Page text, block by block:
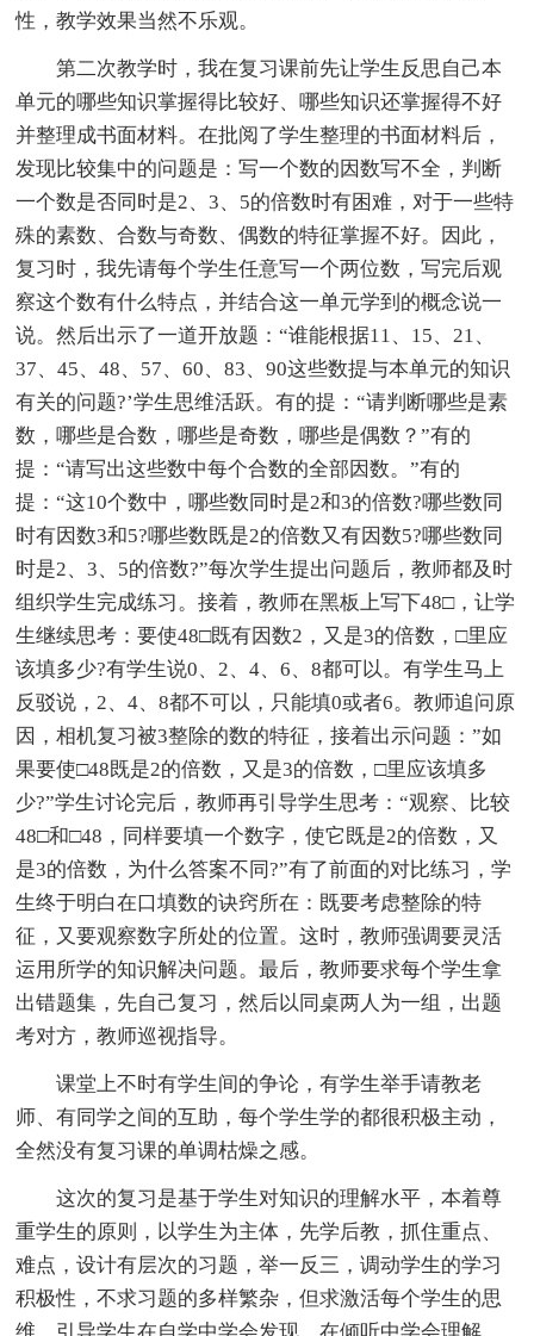
性，教学效果当然不乐观。
第二次教学时，我在复习课前先让学生反思自己本
单元的哪些知识掌握得比较好、哪些知识还掌握得不好
并整理成书面材料。在批阅了学生整理的书面材料后，
发现比较集中的问题是：写一个数的因数写不全，判断
一个数是否同时是2、3、5的倍数时有困难，对于一些特
殊的素数、合数与奇数、偶数的特征掌握不好。因此，
复习时，我先请每个学生任意写一个两位数，写完后观
察这个数有什么特点，并结合这一单元学到的概念说一
说。然后出示了一道开放题：“谁能根据11、15、21、
37、45、48、57、60、83、90这些数提与本单元的知识
有关的问题?’学生思维活跃。有的提：“请判断哪些是素
数，哪些是合数，哪些是奇数，哪些是偶数？”有的
提：“请写出这些数中每个合数的全部因数。”有的
提：“这10个数中，哪些数同时是2和3的倍数?哪些数同
时有因数3和5?哪些数既是2的倍数又有因数5?哪些数同
时是2、3、5的倍数?”每次学生提出问题后，教师都及时
组织学生完成练习。接着，教师在黑板上写下48□，让学
生继续思考：要使48□既有因数2，又是3的倍数，□里应
该填多少?有学生说0、2、4、6、8都可以。有学生马上
反驳说，2、4、8都不可以，只能填0或者6。教师追问原
因，相机复习被3整除的数的特征，接着出示问题：”如
果要使□48既是2的倍数，又是3的倍数，□里应该填多
少?”学生讨论完后，教师再引导学生思考：“观察、比较
48□和□48，同样要填一个数字，使它既是2的倍数，又
是3的倍数，为什么答案不同?”有了前面的对比练习，学
生终于明白在口填数的诀窍所在：既要考虑整除的特
征，又要观察数字所处的位置。这时，教师强调要灵活
运用所学的知识解决问题。最后，教师要求每个学生拿
出错题集，先自己复习，然后以同桌两人为一组，出题
考对方，教师巡视指导。
课堂上不时有学生间的争论，有学生举手请教老
师、有同学之间的互助，每个学生学的都很积极主动，
全然没有复习课的单调枯燥之感。
这次的复习是基于学生对知识的理解水平，本着尊
重学生的原则，以学生为主体，先学后教，抓住重点、
难点，设计有层次的习题，举一反三，调动学生的学习
积极性，不求习题的多样繁杂，但求激活每个学生的思
维，引导学生在自学中学会发现、在倾听中学会理解、